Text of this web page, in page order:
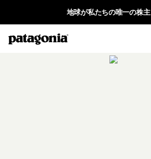
地球が私たちの唯一の株主